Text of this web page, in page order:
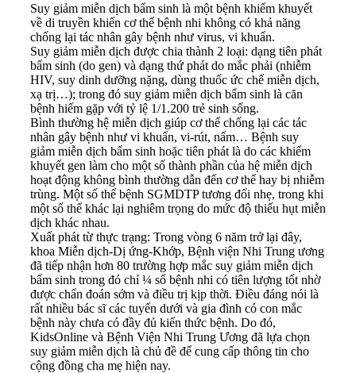
Suy giảm miễn dịch bẩm sinh là một bệnh khiếm khuyết
về di truyền khiến cơ thể bệnh nhi không có khả năng
chống lại tác nhân gây bệnh như virus, vi khuẩn.
Suy giảm miễn dịch được chia thành 2 loại: dạng tiên phát
bẩm sinh (do gen) và dạng thứ phát do mắc phải (nhiễm
HIV, suy dinh dưỡng nặng, dùng thuốc ức chế miễn dịch,
xạ trị…); trong đó suy giảm miễn dịch bẩm sinh là căn
bệnh hiếm gặp với tỷ lệ 1/1.200 trẻ sinh sống.
Bình thường hệ miễn dịch giúp cơ thể chống lại các tác
nhân gây bệnh như vi khuẩn, vi-rút, nấm… Bệnh suy
giảm miễn dịch bẩm sinh hoặc tiên phát là do các khiếm
khuyết gen làm cho một số thành phần của hệ miễn dịch
hoạt động không bình thường dẫn đến cơ thể hay bị nhiễm
trùng. Một số thể bệnh SGMDTP tương đối nhẹ, trong khi
một số thể khác lại nghiêm trọng do mức độ thiếu hụt miễn
dịch khác nhau.
Xuất phát từ thực trạng: Trong vòng 6 năm trở lại đây,
khoa Miễn dịch-Dị ứng-Khớp, Bệnh viện Nhi Trung ương
đã tiếp nhận hơn 80 trường hợp mắc suy giảm miễn dịch
bẩm sinh trong đó chỉ ¼ số bệnh nhi có tiên lượng tốt nhờ
được chẩn đoán sớm và điều trị kịp thời. Điều đáng nói là
rất nhiều bác sĩ các tuyến dưới và gia đình có con mắc
bệnh này chưa có đầy đủ kiến thức bệnh. Do đó,
KidsOnline và Bệnh Viện Nhi Trung Ương đã lựa chọn
suy giảm miễn dịch là chủ đề để cung cấp thông tin cho
cộng đồng cha mẹ hiện nay.